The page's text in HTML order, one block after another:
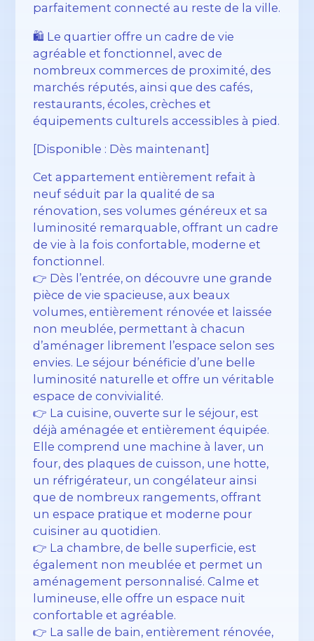
parfaitement connecté au reste de la ville.
🛍️ Le quartier offre un cadre de vie
agréable et fonctionnel, avec de
nombreux commerces de proximité, des
marchés réputés, ainsi que des cafés,
restaurants, écoles, crèches et
équipements culturels accessibles à pied.
[Disponible : Dès maintenant]
Cet appartement entièrement refait à
neuf séduit par la qualité de sa
rénovation, ses volumes généreux et sa
luminosité remarquable, offrant un cadre
de vie à la fois confortable, moderne et
fonctionnel.
👉 Dès l’entrée, on découvre une grande
pièce de vie spacieuse, aux beaux
volumes, entièrement rénovée et laissée
non meublée, permettant à chacun
d’aménager librement l’espace selon ses
envies. Le séjour bénéficie d’une belle
luminosité naturelle et offre un véritable
espace de convivialité.
👉 La cuisine, ouverte sur le séjour, est
déjà aménagée et entièrement équipée.
Elle comprend une machine à laver, un
four, des plaques de cuisson, une hotte,
un réfrigérateur, un congélateur ainsi
que de nombreux rangements, offrant
un espace pratique et moderne pour
cuisiner au quotidien.
👉 La chambre, de belle superficie, est
également non meublée et permet un
aménagement personnalisé. Calme et
lumineuse, elle offre un espace nuit
confortable et agréable.
👉 La salle de bain, entièrement rénovée,